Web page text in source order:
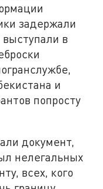
задержали
в
и
попросту
документ,
нелегальных
всех, кого